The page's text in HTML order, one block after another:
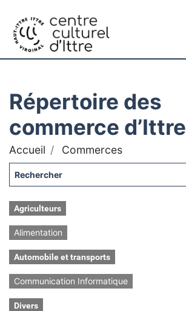
Répertoire des
commerce d’Ittre
Accueil Commerces
Agriculteurs
Alimentation
Automobile et transports
Communication Informatique
Divers